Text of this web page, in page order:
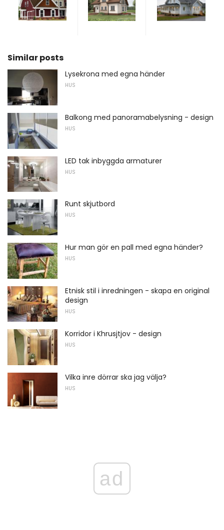
Similar posts
Lysekrona med egna händer
HUS
Balkong med panoramabelysning - design
HUS
LED tak inbyggda armaturer
HUS
Runt skjutbord
HUS
Hur man gör en pall med egna händer?
HUS
Etnisk stil i inredningen - skapa en original
design
HUS
Korridor i Khrusjtjov - design
HUS
Vilka inre dörrar ska jag välja?
HUS
ad